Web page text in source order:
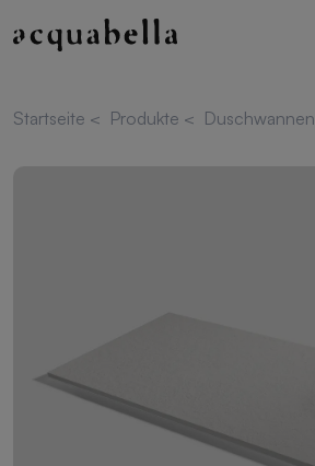
Startseite < Produkte < Duschwannen